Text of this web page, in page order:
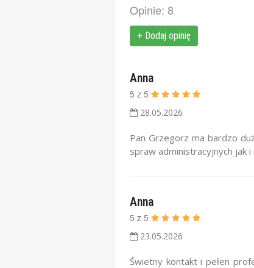
Opinie: 8
+ Dodaj opinię
Anna
5 z 5
28.05.2026
Pan Grzegorz ma bardzo
spraw administracyjnych jak
Anna
5 z 5
23.05.2026
Świetny kontakt i pełen